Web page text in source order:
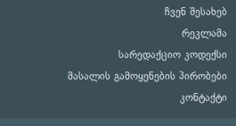
ჩვენ შესახებ
რეკლამა
სარედაქციო კოდექსი
მასალის გამოყენების პირობები
კონტაქტი